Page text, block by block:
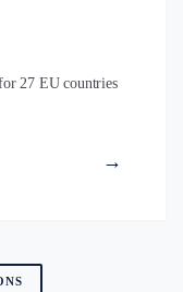
27 EU countries
→